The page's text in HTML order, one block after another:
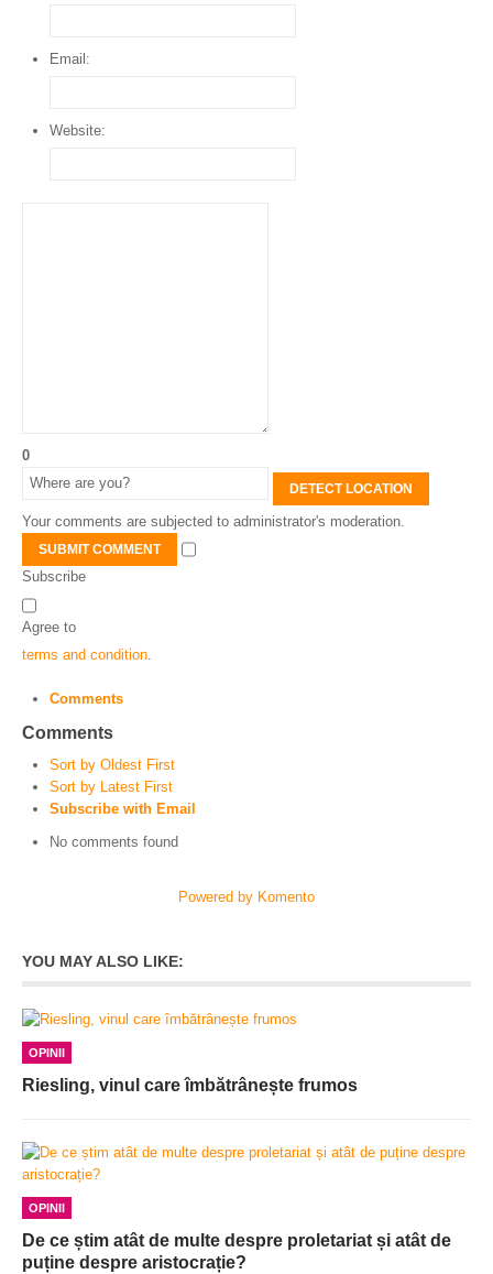
Email:
Website:
0
DETECT LOCATION
Your comments are subjected to administrator's moderation.
SUBMIT COMMENT
Subscribe
Agree to
terms and condition
Comments
Comments
Sort by Oldest First
Sort by Latest First
Subscribe with Email
No comments found
Powered by Komento
YOU MAY ALSO LIKE:
OPINII
Riesling, vinul care îmbătrânește frumos
OPINII
De ce știm atât de multe despre proletariat și atât de
puține despre aristocrație?